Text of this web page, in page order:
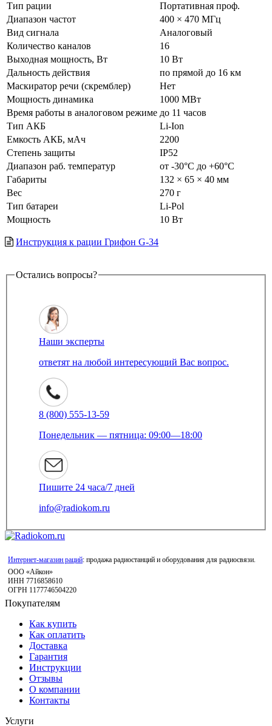
Тип рации
Портативная проф.
Диапазон частот
400 × 470 МГц
Вид сигнала
Аналоговый
Количество каналов
16
Выходная мощность, Вт
10 Вт
Дальность действия
по прямой до 16 км
Маскиратор речи (скремблер)
Нет
Мощность динамика
1000 МВт
Время работы в аналоговом режиме до 11 часов
Тип АКБ
Li-Ion
Емкость АКБ, мАч
2200
Степень защиты
IP52
Диапазон раб. температур
от -30°С до +60°С
Габариты
132 × 65 × 40 мм
Вес
270 г
Тип батареи
Li-Pol
Мощность
10 Вт
Инструкция к рации Грифон G-34
Остались вопросы?
Наши эксперты
ответят на любой интересующий Вас вопрос.
8 (800) 555-13-59
Понедельник — пятница: 09:00—18:00
Пишите 24 часа/7 дней
info@radiokom.ru
Интернет-магазин раций: продажа радиостанций и оборудования для радиосвязи.
ООО «Айкон»
ИНН 7716858610
ОГРН 1177746504220
Покупателям
Как купить
Как оплатить
Доставка
Гарантия
Инструкции
Отзывы
О компании
Контакты
Услуги